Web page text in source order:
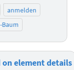
anmelden
Baum
element details